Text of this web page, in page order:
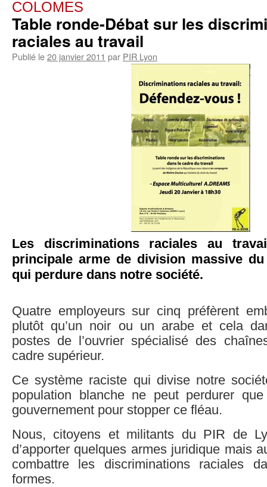
COLOMES
Table ronde-Débat sur les
raciales au travail
Publié le20 janvier 2011 par PIR Lyon
Les discriminations raciales au
principale arme de division massive
qui perdure dans notre société.
Quatre employeurs sur cinq préfèrent
plutôt qu’un noir ou un arabe et cela
postes de l’ouvrier spécialisé des
cadre supérieur.
Ce système raciste qui divise notre
population blanche ne peut perdurer
gouvernement pour stopper ce fléau.
Nous, citoyens et militants du PIR de
d’apporter quelques armes juridique mais
combattre les discriminations raciales
formes.